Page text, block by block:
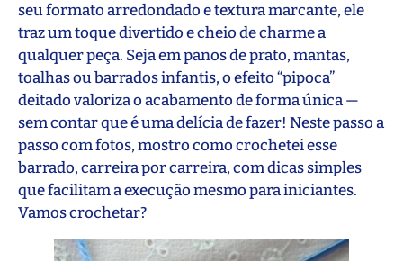
seu formato arredondado e textura marcante, ele
traz um toque divertido e cheio de charme a
qualquer peça. Seja em panos de prato, mantas,
toalhas ou barrados infantis, o efeito “pipoca”
deitado valoriza o acabamento de forma única —
sem contar que é uma delícia de fazer! Neste passo a
passo com fotos, mostro como crochetei esse
barrado, carreira por carreira, com dicas simples
que facilitam a execução mesmo para iniciantes.
Vamos crochetar?